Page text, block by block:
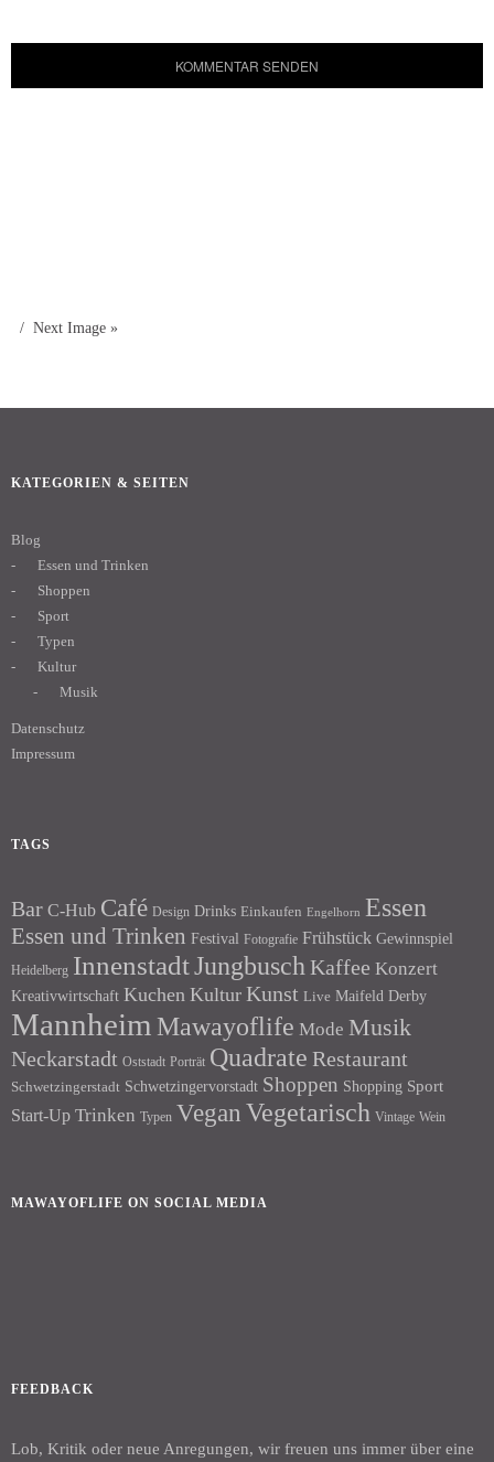
Next Image »
KATEGORIEN & SEITEN
Blog
Essen und Trinken
Shoppen
Sport
Typen
Kultur
Musik
Datenschutz
Impressum
TAGS
Bar C-Hub Café Design Drinks Einkaufen Engelhorn Essen
Essen und Trinken Festival Fotografie Frühstück Gewinnspiel
Heidelberg InnenstadtJungbusch Kaffee Konzert
Kreativwirtschaft Kuchen Kultur Kunst Live Maifeld Derby
Mannheim Mawayoflife Mode Musik
Neckarstadt Oststadt Porträt Quadrate Restaurant
Schwetzingerstadt Schwetzingervorstadt Shoppen Shopping Sport
Start-Up Trinken Typen Vegan Vegetarisch Vintage Wein
MAWAYOFLIFE ON SOCIAL MEDIA
FEEDBACK
Lob, Kritik oder neue Anregungen, wir freuen uns immer über eine